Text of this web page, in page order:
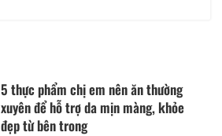
5 thực phẩm chị em nên ăn thường
xuyên để hỗ trợ da mịn màng, khỏe
đẹp từ bên trong